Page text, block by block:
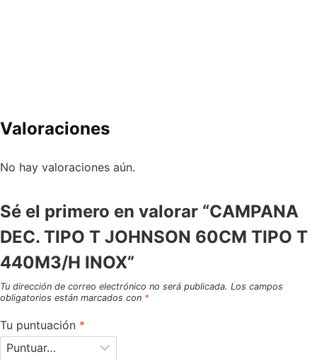
Valoraciones
No hay valoraciones aún.
Sé el primero en valorar “CAMPANA
DEC. TIPO T JOHNSON 60CM TIPO T
440M3/H INOX”
Tu dirección de correo electrónico no será publicada. Los campos
obligatorios están marcados con *
Tu puntuación *